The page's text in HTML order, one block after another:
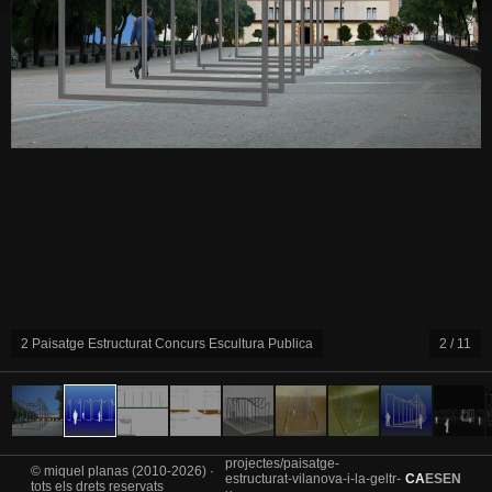
2 Paisatge Estructurat Concurs Escultura Publica 2 / 11
© miquel planas (2010-2026) ·
tots els drets reservats
projectes/paisatge-
estructurat-vilanova-i-la-geltr- CAESEN